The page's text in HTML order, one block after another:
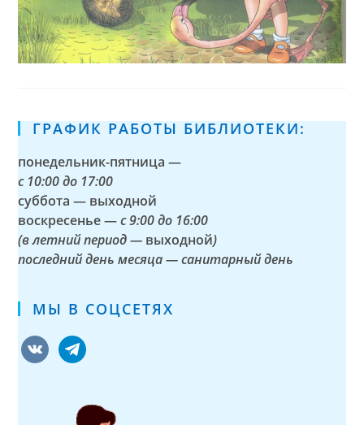
ГРАФИК РАБОТЫ БИБЛИОТЕКИ:
понедельник-пятница —
с 10:00 до 17:00
суббота — выходной
воскресенье —с 9:00 до 16:00
(в летний период — выходной)
последний день месяца — санитарный день
МЫ В СОЦСЕТЯХ
vkontaktetelegram